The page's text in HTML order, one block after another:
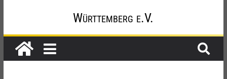
Region Neckar-Alb – Informationen zum
Ersatzspieltag
Die Nachholtermine und Ausrichter
Württemberg e.V.